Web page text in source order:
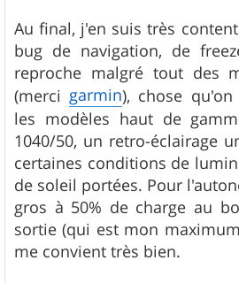
Au final, j'en suis très
bug de navigation, de
reproche malgré tout des
(merci garmin), chose
les modèles haut de
1040/50, un retro-éclairage
certaines conditions de
de soleil portées. Pour
gros à 50% de charge au
sortie (qui est mon
me convient très bien.